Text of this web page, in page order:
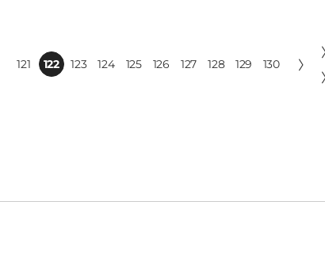
121 122 123 124 125 126 127 128 129 130 〉